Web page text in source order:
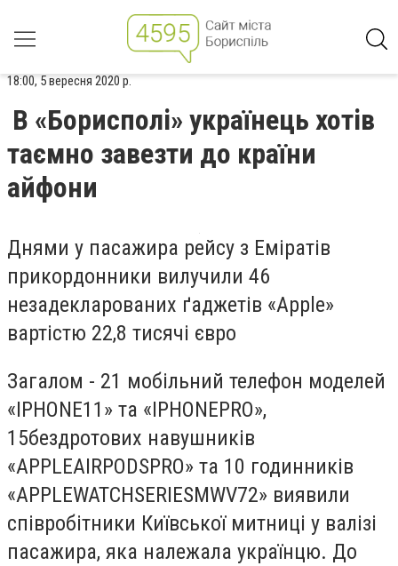
18:00, 5 вересня 2020 р.
В «Борисполі» українець хотів
таємно завезти до країни
айфони
Днями у пасажира рейсу з Еміратів
прикордонники вилучили 46
незадекларованих ґаджетів «Apple»
вартістю 22,8 тисячі євро
Загалом - 21 мобільний телефон моделей
«IPHONE11» та «IPHONEPRO»,
15бездротових навушників
«APPLEAIRPODSPRO» та 10 годинників
«APPLEWATCHSERIESMWV72» виявили
співробітники Київської митниці у валізі
пасажира, яка належала українцю. До